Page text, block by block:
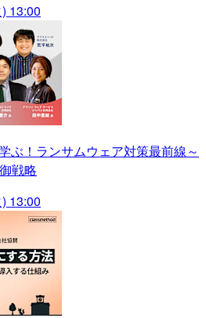
13:00
ぶ！ランサムウェア対策最前線～
戦略
13:00